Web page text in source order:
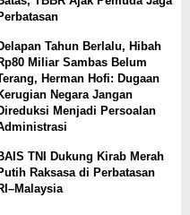
Tahun Berlalu, Hibah
Miliar Sambas Belum
Herman Hofi: Dugaan
Negara Jangan
Menjadi Persoalan
TNI Dukung Kirab Merah
Raksasa di Perbatasan